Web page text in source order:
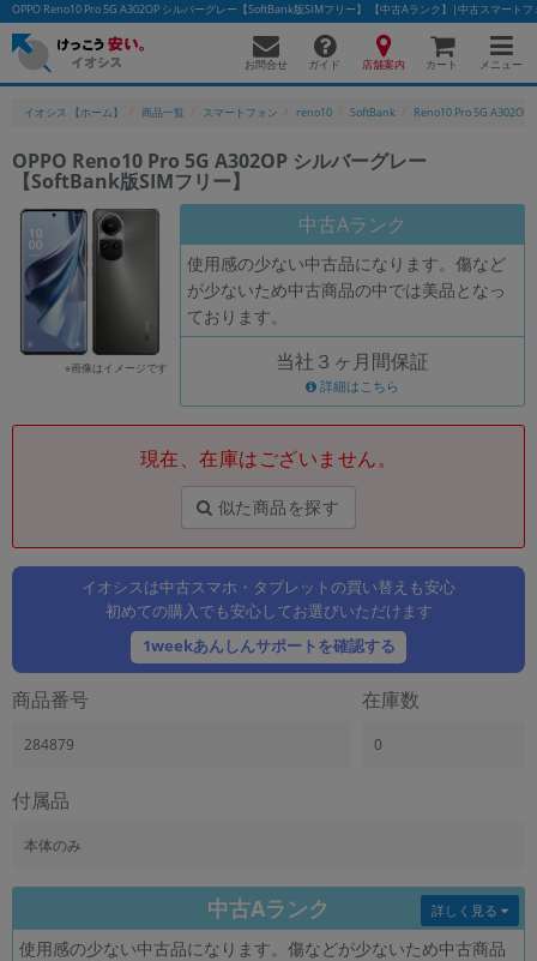
OPPO Reno10 Pro 5G A302OP シルバーグレー【SoftBank版SIMフリー】 【中古Aランク】|中古スマート
お問合せ ガイド 店舗案内 カート メニュー
イオシス 【ホーム】 商品一覧 スマートフォン reno10 SoftBank Reno10 Pro 5G A302OP
OPPO Reno10 Pro 5G A302OP シルバーグレー
【SoftBank版SIMフリー】
※画像はイメージです
中古Aランク
使用感の少ない中古品になります。傷など
が少ないため中古商品の中では美品となっ
ております。
当社３ヶ月間保証
詳細はこちら
現在、在庫はございません。
似た商品を探す
イオシスは中古スマホ・タブレットの買い替えも安心
初めての購入でも安心してお選びいただけます
1weekあんしんサポートを確認する
商品番号
284879
在庫数
0
付属品
本体のみ
中古Aランク
使用感の少ない中古品になります。傷などが少ないため中古商品
詳しく見る
かんたんパソコン検索に切り替える
フリーワード
除外ワード
人気の検索ワード： Let's note
「スマートフォン」「タブレット」など
メーカー
製造、販売メーカーの絞り込み
機能・特徴
商品の搭載機能による絞り込み
商品状態の絞り込み
CPUの絞り込み